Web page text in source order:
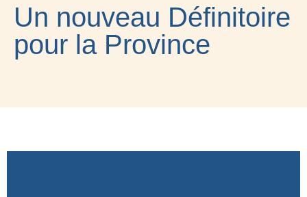
Un nouveau Définitoire
pour la Province